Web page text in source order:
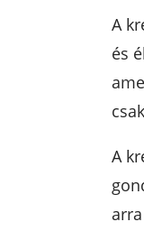
A
és
A